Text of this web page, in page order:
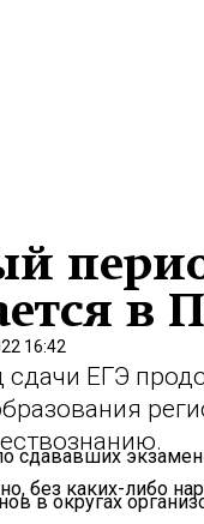
в
16:42
ЕГЭ
сдававших
без каких-либо
в округах